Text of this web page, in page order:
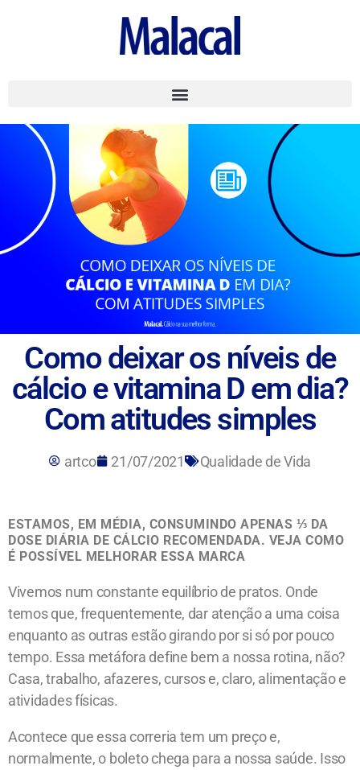
Como deixar os níveis de
cálcio e vitamina D em dia?
Com atitudes simples
artco 21/07/2021 Qualidade de Vida
ESTAMOS, EM MÉDIA, CONSUMINDO APENAS ⅓ DA
DOSE DIÁRIA DE CÁLCIO RECOMENDADA. VEJA COMO
É POSSÍVEL MELHORAR ESSA MARCA
Vivemos num constante equilíbrio de pratos. Onde
temos que, frequentemente, dar atenção a uma coisa
enquanto as outras estão girando por si só por pouco
tempo. Essa metáfora define bem a nossa rotina, não?
Casa, trabalho, afazeres, cursos e, claro, alimentação e
atividades físicas.
Acontece que essa correria tem um preço e,
normalmente, o boleto chega para a nossa saúde. Isso